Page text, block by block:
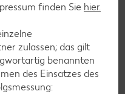
finden Sie hier.
zulassen; das gilt
benannten
des Einsatzes des